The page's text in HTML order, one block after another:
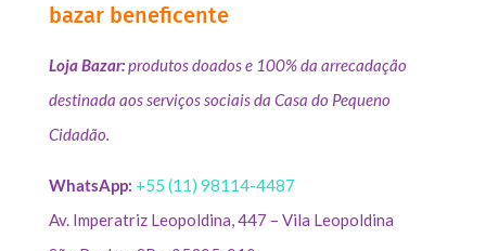
bazar beneficente
Loja Bazar:produtos doados e 100% da arrecadação
destinada aos serviços sociais da Casa do Pequeno
Cidadão.
WhatsApp: +55 (11) 98114-4487
Av. Imperatriz Leopoldina, 447 – Vila Leopoldina